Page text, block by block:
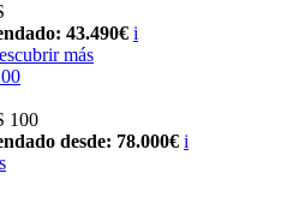
43.490€ i
más
100
desde: 78.000€ i